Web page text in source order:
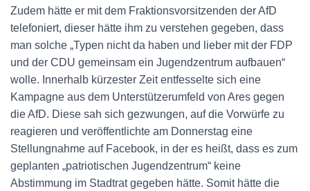
Zudem hätte er mit dem Fraktionsvorsitzenden der AfD
telefoniert, dieser hätte ihm zu verstehen gegeben, dass
man solche „Typen nicht da haben und lieber mit der FDP
und der CDU gemeinsam ein Jugendzentrum aufbauen“
wolle. Innerhalb kürzester Zeit entfesselte sich eine
Kampagne aus dem Unterstützerumfeld von Ares gegen
die AfD. Diese sah sich gezwungen, auf die Vorwürfe zu
reagieren und veröffentlichte am Donnerstag eine
Stellungnahme auf Facebook, in der es heißt, dass es zum
geplanten „patriotischen Jugendzentrum“ keine
Abstimmung im Stadtrat gegeben hätte. Somit hätte die